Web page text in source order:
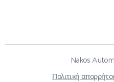
Nakos
Πολιτική